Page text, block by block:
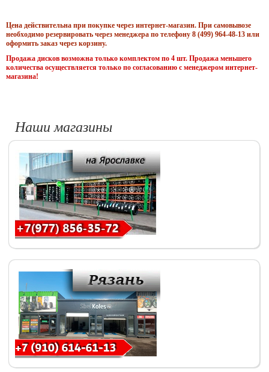
Цена действительна при покупке через интернет-магазин. При самовывозе
необходимо резервировать через менеджера по телефону 8 (499) 964-48-13 или
оформить заказ через корзину.
Продажа дисков возможна только комплектом по 4 шт. Продажа меньшего
количества осуществляется только по согласованию с менеджером интернет-
магазина!
Наши магазины